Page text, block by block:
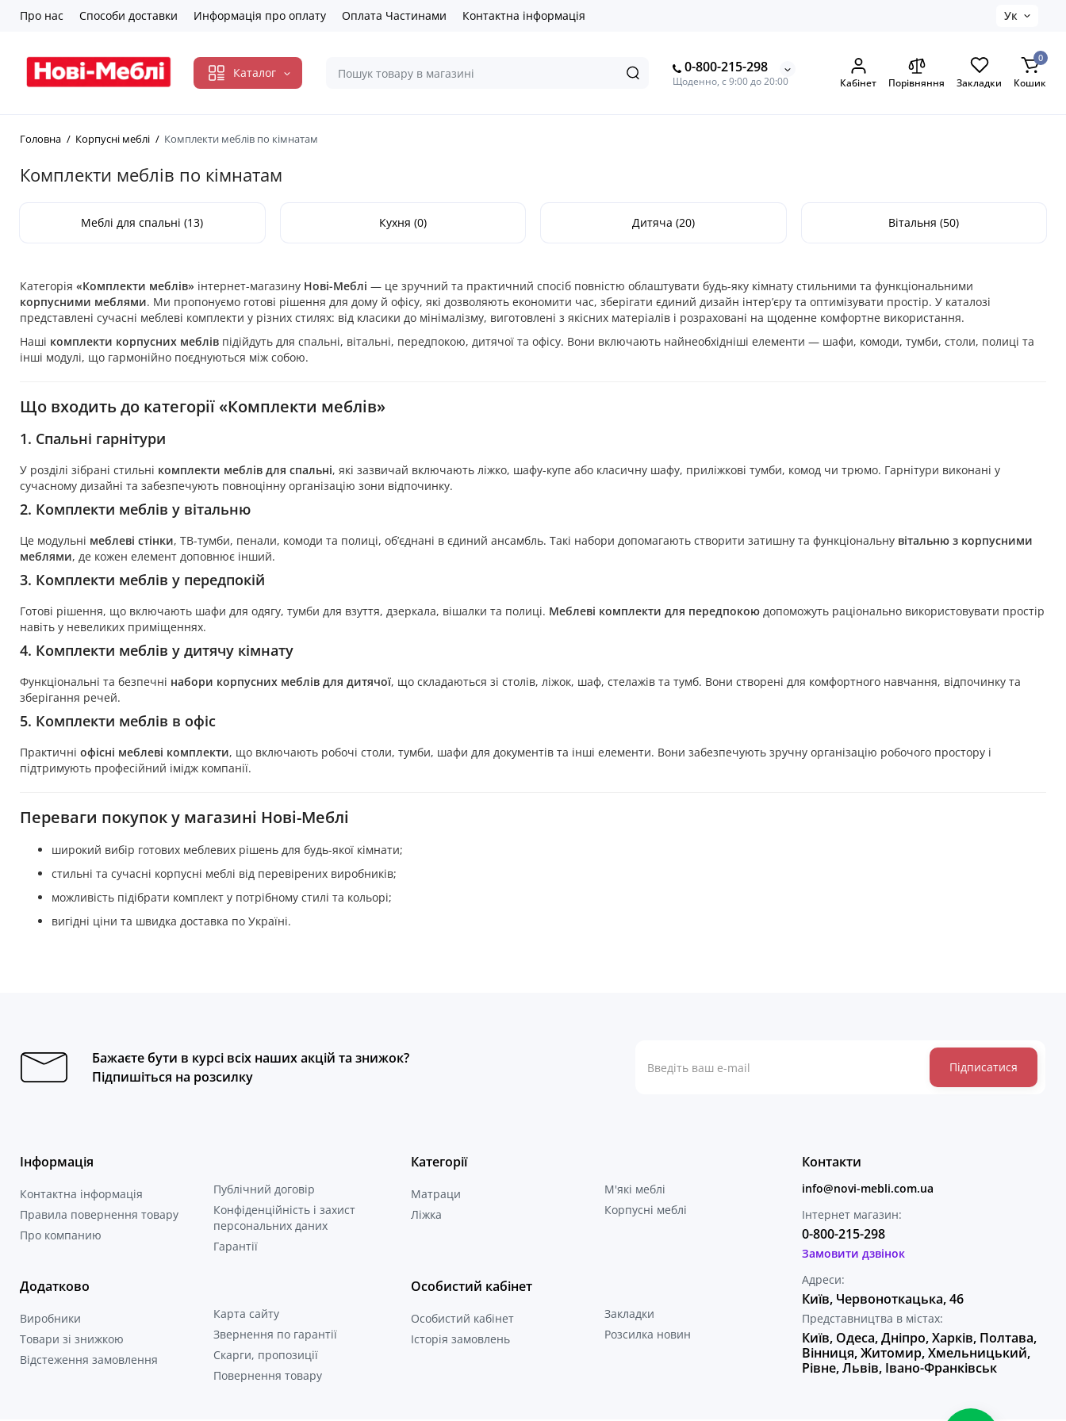
Про нас Способи доставки Информація про оплату Оплата Частинами Контактна інформація Ук
Каталог 0-800-215-298
Щоденно, с 9:00 до 20:00 Кабінет Порівняння Закладки
0
Кошик
Головна Корпусні меблі Комплекти меблів по кімнатам
Комплекти меблів по кімнатам
Меблі для спальні (13) Кухня (0) Дитяча (20) Вітальня (50)
Категорія «Комплекти меблів» інтернет-магазину Нові-Меблі — це зручний та практичний спосіб повністю облаштувати будь-яку кімнату стильними та функціональними
корпусними меблями. Ми пропонуємо готові рішення для дому й офісу, які дозволяють економити час, зберігати єдиний дизайн інтер’єру та оптимізувати простір. У каталозі
представлені сучасні меблеві комплекти у різних стилях: від класики до мінімалізму, виготовлені з якісних матеріалів і розраховані на щоденне комфортне використання.
Наші комплекти корпусних меблів підійдуть для спальні, вітальні, передпокою, дитячої та офісу. Вони включають найнеобхідніші елементи — шафи, комоди, тумби, столи, полиці та
інші модулі, що гармонійно поєднуються між собою.
Що входить до категорії «Комплекти меблів»
1. Спальні гарнітури
У розділі зібрані стильні комплекти меблів для спальні, які зазвичай включають ліжко, шафу-купе або класичну шафу, приліжкові тумби, комод чи трюмо. Гарнітури виконані у
сучасному дизайні та забезпечують повноцінну організацію зони відпочинку.
2. Комплекти меблів у вітальню
Це модульні меблеві стінки, ТВ-тумби, пенали, комоди та полиці, об’єднані в єдиний ансамбль. Такі набори допомагають створити затишну та функціональну вітальню з корпусними
меблями, де кожен елемент доповнює інший.
3. Комплекти меблів у передпокій
Готові рішення, що включають шафи для одягу, тумби для взуття, дзеркала, вішалки та полиці. Меблеві комплекти для передпокою допоможуть раціонально використовувати простір
навіть у невеликих приміщеннях.
4. Комплекти меблів у дитячу кімнату
Функціональні та безпечні набори корпусних меблів для дитячої, що складаються зі столів, ліжок, шаф, стелажів та тумб. Вони створені для комфортного навчання, відпочинку та
зберігання речей.
5. Комплекти меблів в офіс
Практичні офісні меблеві комплекти, що включають робочі столи, тумби, шафи для документів та інші елементи. Вони забезпечують зручну організацію робочого простору і
підтримують професійний імідж компанії.
Переваги покупок у магазині Нові-Меблі
широкий вибір готових меблевих рішень для будь-якої кімнати;
стильні та сучасні корпусні меблі від перевірених виробників;
можливість підібрати комплект у потрібному стилі та кольорі;
вигідні ціни та швидка доставка по Україні.
Бажаєте бути в курсі всіх наших акцій та знижок?
Підпишіться на розсилку
Підписатися
Інформація
Контактна інформація
Правила повернення товару
Про компанию
Публічний договір
Конфіденційність і захист
персональних даних
Гарантії
Категорії
Матраци
Ліжка
М'які меблі
Корпусні меблі
Додатково
Виробники
Товари зі знижкою
Відстеження замовлення
Карта сайту
Звернення по гарантії
Скарги, пропозиції
Повернення товару
Особистий кабінет
Особистий кабінет
Історія замовлень
Закладки
Розсилка новин
Контакти
info@novi-mebli.com.ua
Інтернет магазин:
0-800-215-298
Замовити дзвінок
Адреси:
Київ, Червоноткацька, 46
Представництва в містах:
Київ, Одеса, Дніпро, Харків, Полтава,
Вінниця, Житомир, Хмельницький,
Рівне, Львів, Івано-Франківськ